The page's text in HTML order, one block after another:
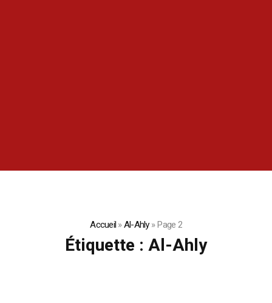
Accueil»Al-Ahly»Page 2
Étiquette : Al-Ahly